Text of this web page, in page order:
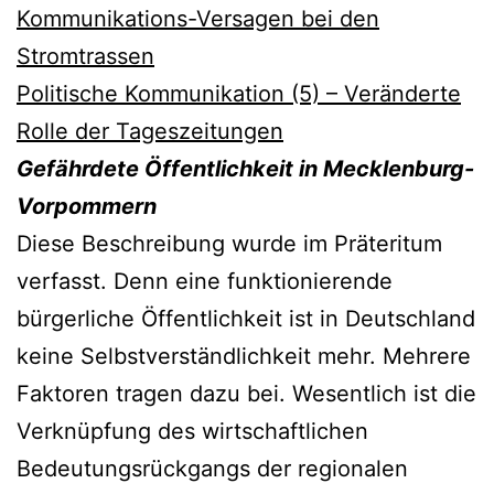
Kommunikations-Versagen bei den
Stromtrassen
Politische Kommunikation (5) – Veränderte
Rolle der Tageszeitungen
Gefährdete Öffentlichkeit in Mecklenburg-
Vorpommern
Diese Beschreibung wurde im Präteritum
verfasst. Denn eine funktionierende
bürgerliche Öffentlichkeit ist in Deutschland
keine Selbstverständlichkeit mehr. Mehrere
Faktoren tragen dazu bei. Wesentlich ist die
Verknüpfung des wirtschaftlichen
Bedeutungsrückgangs der regionalen